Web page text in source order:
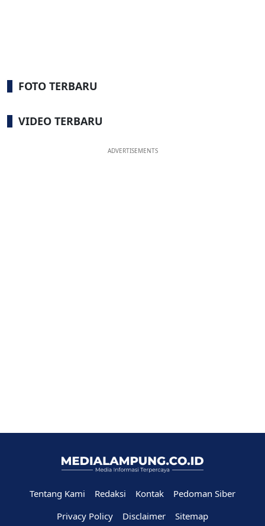
FOTO TERBARU
VIDEO TERBARU
ADVERTISEMENTS
Tentang Kami Redaksi Kontak
Pedoman Siber
Privacy Policy
Disclaimer Sitemap